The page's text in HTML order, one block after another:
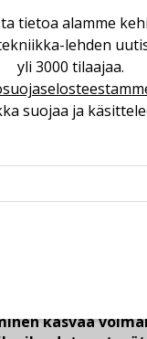
Cervin
kasvaa
tietoa alamme
lehden
yli 3000 tilaajaa.
suojaa ja